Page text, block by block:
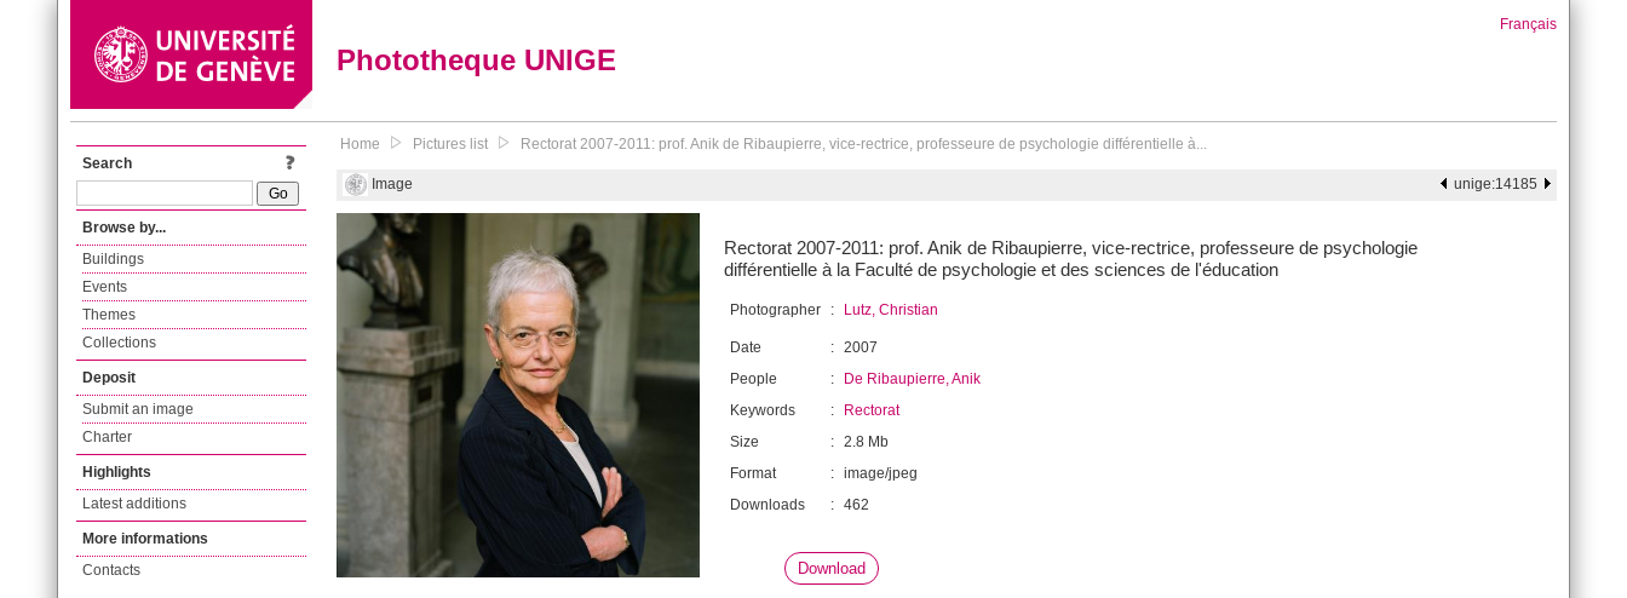
Phototheque UNIGE
Français
Search
Browse by...
Buildings
Events
Themes
Collections
Deposit
Submit an image
Charter
Highlights
Latest additions
More informations
Contacts
Home Pictures list Rectorat 2007-2011: prof. Anik de Ribaupierre, vice-rectrice, professeure de psychologie différentielle à...
Image unige:14185
Rectorat 2007-2011: prof. Anik de Ribaupierre, vice-rectrice, professeure de psychologie
différentielle à la Faculté de psychologie et des sciences de l'éducation
Photographer : Lutz, Christian
Date : 2007
People
:
De Ribaupierre, Anik
Keywords
:
Rectorat
Size
: 2.8 Mb
Format
: image/jpeg
Downloads
: 462
Download